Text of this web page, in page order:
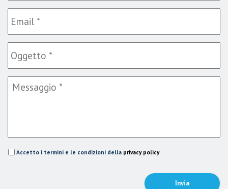
Accetto i termini e le condizioni della privacy policy